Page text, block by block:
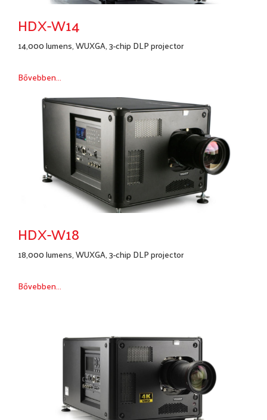
HDX-W14
14,000 lumens, WUXGA, 3-chip DLP projector
Bővebben...
HDX-W18
18,000 lumens, WUXGA, 3-chip DLP projector
Bővebben...